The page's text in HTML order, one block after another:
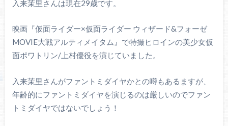
入来茉里さんは現在29歳です。
映画『仮面ライダー×仮面ライダー ウィザード&フォーゼ
MOVIE大戦アルティメイタム』で特撮ヒロインの美少女仮
面ポワトリン/上村優役を演じていました。
入来茉里さんがファントミダイヤかとの噂もあるますが、
年齢的にファントミダイヤを演じるのは厳しいのでファン
トミダイヤではないでしょう！